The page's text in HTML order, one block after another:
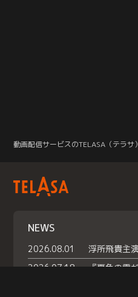
動画配信サービスのTELASA（テラサ）
NEWS
2026.08.01
2026.07.18